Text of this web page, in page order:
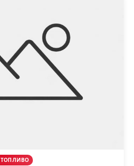
ТОПЛИВО